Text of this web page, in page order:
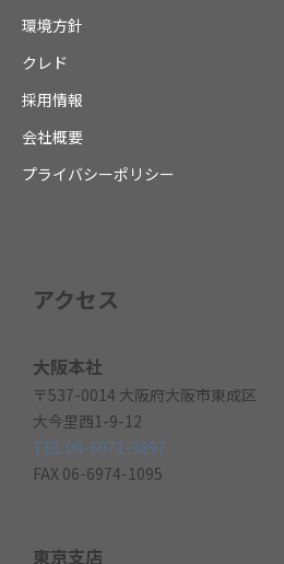
環境方針
クレド
採用情報
会社概要
プライバシーポリシー
アクセス
大阪本社
〒537-0014 大阪府大阪市東成区
大今里西1-9-12
TEL 06-6971-3897
FAX 06-6974-1095
東京支店